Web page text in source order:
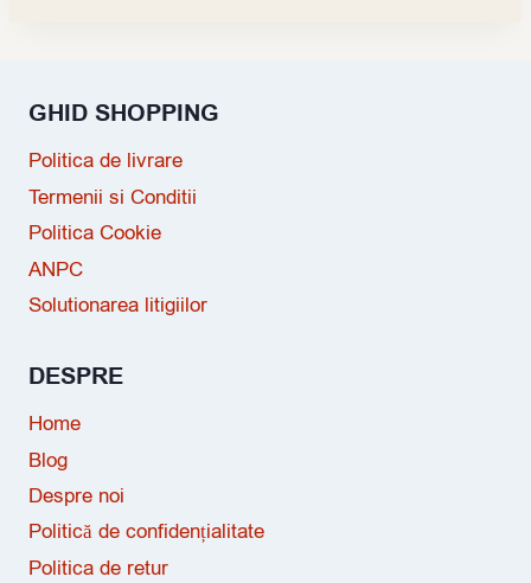
GHID SHOPPING
Politica de livrare
Termenii si Conditii
Politica Cookie
ANPC
Solutionarea litigiilor
DESPRE
Home
Blog
Despre noi
Politică de confidențialitate
Politica de retur